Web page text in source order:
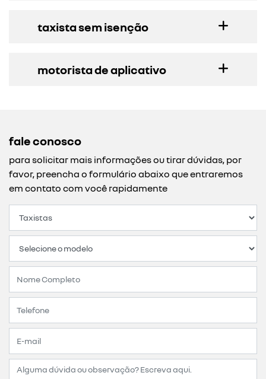
taxista sem isenção
motorista de aplicativo
fale conosco
para solicitar mais informações ou tirar dúvidas, por
favor, preencha o formulário abaixo que entraremos
em contato com você rapidamente